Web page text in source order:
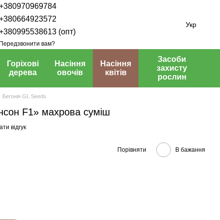
(опт)
вам?
Укр
Горіхові
дерева
Насіння
овочів
Насіння
квітів
Засоби
захисту
рослин
Бегонія GL Seeds
F1» махрова суміш
відгук
Порівняти В бажання